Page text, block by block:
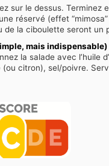
sur le dessus. Terminez
réservé (effet
de la ciboulette seront un
mais indispensable)
la salade avec l’huile
(ou citron), sel/poivre.